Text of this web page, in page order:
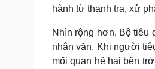
hành từ thanh tra, xử
Nhìn rộng hơn, Bộ tiêu
nhân văn. Khi người
mối quan hệ hai bên